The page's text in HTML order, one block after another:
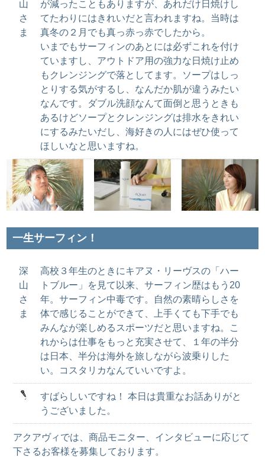
山
さ
ま
が減ったこともありますが、あれだけ日焼けし
てたわりにはきれいだと言われますね。当時は
真冬の２月でも真っ赤っ赤でしたから。
いまでもサーフィンのあとには必ずこれを付け
ていますし、アウトドア用の強力な日焼け止め
もクレンジングで落としてます。ソープはしっ
とりする気がするし、なんだか肌が違うみたい
なんです。ダブル洗顔なんて面倒と思うときも
あるけどソープとクレンジングは排水をきれい
にするみたいだし、海好きの人にはぜひ使って
ほしいなと思いますね。
一生サーフィン！
深
山
さ
ま
高校３年生のときにキアヌ・リーヴスの「ハー
トブルー」を見て以来、サーフィン歴はもう20
年。サーフィン中毒です。自然の素晴らしさを
体で感じることができて、上手くても下手でも
みんなが楽しめるスポーツだと思いますね。こ
れからは仕事をもっと充実させて、１年の半分
は日本、半分は海外を旅しながら波乗りした
い。コスタリカなんていいですよ。
すばらしいですね！ 本日は貴重なお話ありがと
うございました。
アクアヴィでは、商品モニター、インタビューに応じて
下さるお客様を募集しております。